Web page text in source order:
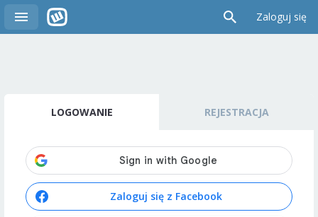
Zaloguj się
LOGOWANIE REJESTRACJA
Zaloguj się z Facebook